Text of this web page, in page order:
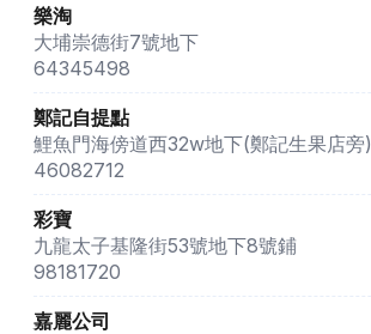
樂淘
大埔崇德街7號地下
64345498
鄭記自提點
鯉魚門海傍道西32w地下(鄭記生果店旁)
46082712
彩寶
九龍太子基隆街53號地下8號鋪
98181720
嘉麗公司